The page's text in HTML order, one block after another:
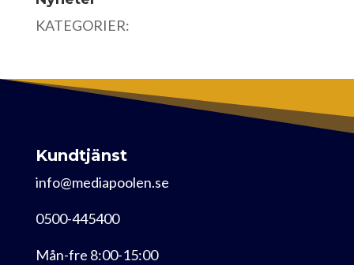
KATEGORIER:
Kundtjänst
info@mediapoolen.se
0500-445400
Mån-fre 8:00-15:00